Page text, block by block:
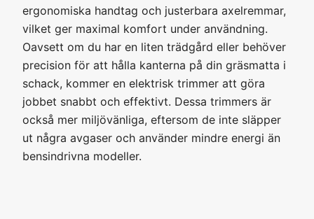
ergonomiska handtag och justerbara axelremmar,
vilket ger maximal komfort under användning.
Oavsett om du har en liten trädgård eller behöver
precision för att hålla kanterna på din gräsmatta i
schack, kommer en elektrisk trimmer att göra
jobbet snabbt och effektivt. Dessa trimmers är
också mer miljövänliga, eftersom de inte släpper
ut några avgaser och använder mindre energi än
bensindrivna modeller.